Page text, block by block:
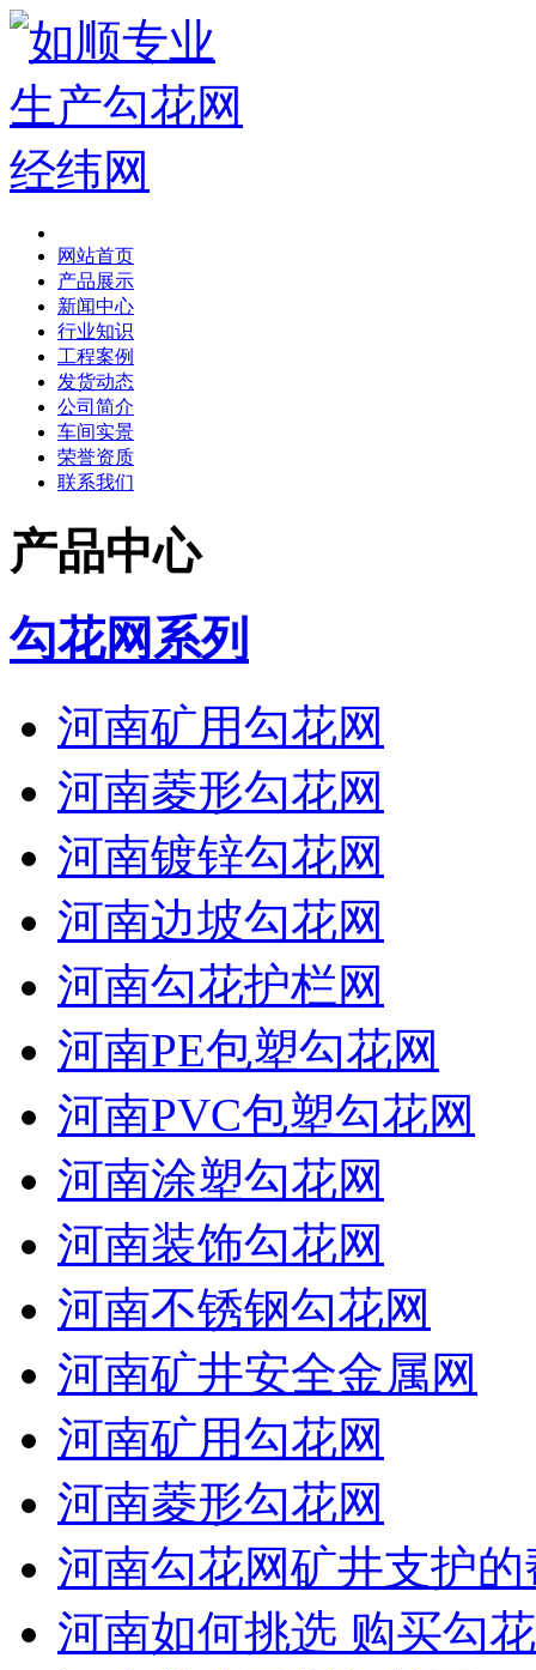
网站首页
产品展示
新闻中心
行业知识
工程案例
发货动态
公司简介
车间实景
荣誉资质
联系我们
产品中心
勾花网系列
河南矿用勾花网
河南菱形勾花网
河南镀锌勾花网
河南边坡勾花网
河南勾花护栏网
河南PE包塑勾花网
河南PVC包塑勾花网
河南涂塑勾花网
河南装饰勾花网
河南不锈钢勾花网
河南矿井安全金属网
河南矿用勾花网
河南菱形勾花网
河南勾花网矿井支护的
河南如何挑选 购买勾